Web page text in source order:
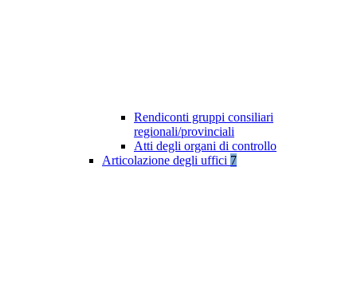
Rendiconti gruppi consiliari
regionali/provinciali
Atti degli organi di controllo
Articolazione degli uffici 7